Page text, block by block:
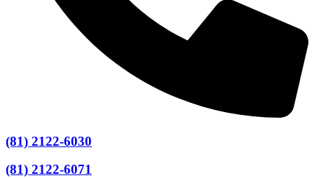
(81) 2122-6030
(81) 2122-6071